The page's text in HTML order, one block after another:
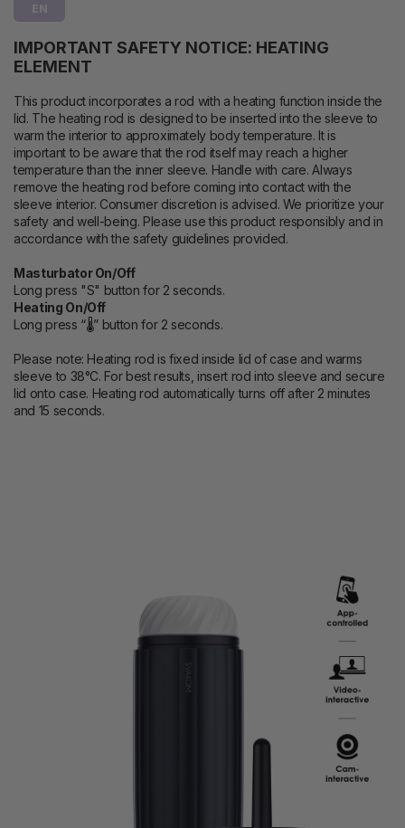
EN
IMPORTANT SAFETY NOTICE: HEATING
ELEMENT
This product incorporates a rod with a heating function inside the
lid. The heating rod is designed to be inserted into the sleeve to
warm the interior to approximately body temperature. It is
important to be aware that the rod itself may reach a higher
temperature than the inner sleeve. Handle with care. Always
remove the heating rod before coming into contact with the
sleeve interior. Consumer discretion is advised. We prioritize your
safety and well-being. Please use this product responsibly and in
accordance with the safety guidelines provided.
Masturbator On/Off
Long press "S" button for 2 seconds.
Heating On/Off
Long press “🌡” button for 2 seconds.
Please note: Heating rod is fixed inside lid of case and warms
sleeve to 38°C. For best results, insert rod into sleeve and secure
lid onto case. Heating rod automatically turns off after 2 minutes
and 15 seconds.